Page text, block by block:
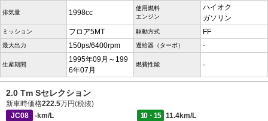
排気量 1998cc
使用燃料
エンジン
ハイオク
ガソリン
ミッション フロア5MT 駆動方式 FF
最大出力 150ps/6400rpm 過給器（ターボ） -
生産期間
1995年09月～199
6年07月
燃費性能 -
2.0 Tm Sセレクション
新車時価格222.5万円(税抜)
JC08
-km/L 10・15
11.4km/L